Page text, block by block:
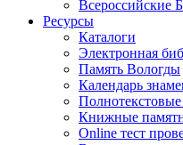
Всероссийские
Ресурсы
Каталоги
Электронная
Память Вологды
Календарь
Книжные
Online тест